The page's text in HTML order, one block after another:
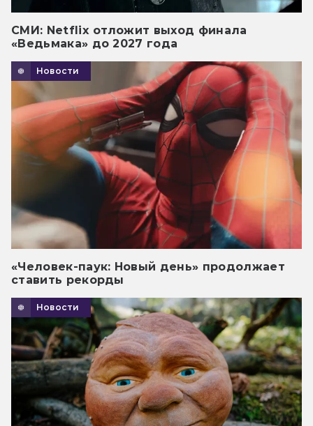
СМИ: Netflix отложит выход финала
«Ведьмака» до 2027 года
Новости
«Человек-паук: Новый день» продолжает
ставить рекорды
Новости